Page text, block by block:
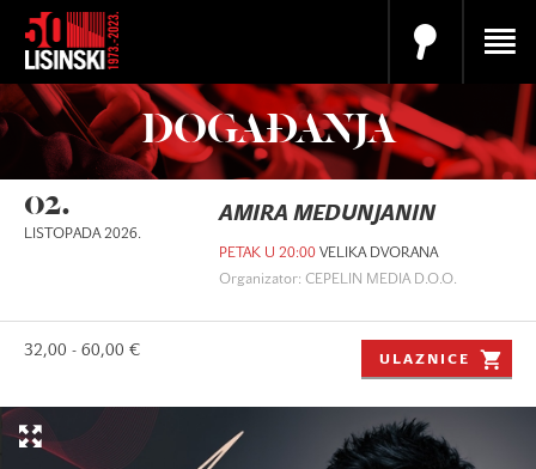
DOGAĐANJA
02.
LISTOPADA 2026.
AMIRA MEDUNJANIN
PETAK U 20:00 VELIKA DVORANA
Organizator: CEPELIN MEDIA D.O.O.
32,00 - 60,00 €
ULAZNICE